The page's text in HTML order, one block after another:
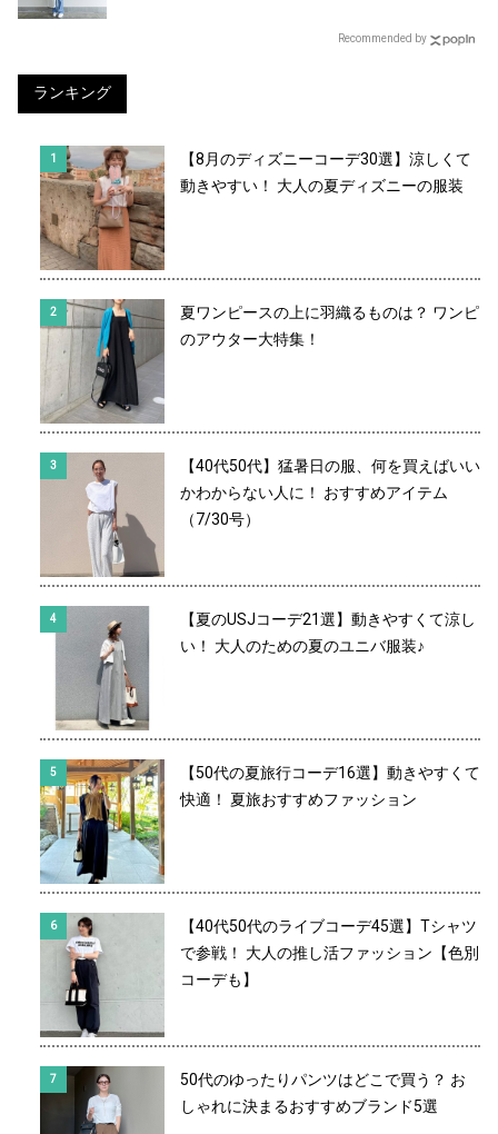
Recommended by
ランキング
【8月のディズニーコーデ30選】涼しくて
動きやすい！ 大人の夏ディズニーの服装
夏ワンピースの上に羽織るものは？ ワンピ
のアウター大特集！
【40代50代】猛暑日の服、何を買えばいい
かわからない人に！ おすすめアイテム
（7/30号）
【夏のUSJコーデ21選】動きやすくて涼し
い！ 大人のための夏のユニバ服装♪
【50代の夏旅行コーデ16選】動きやすくて
快適！ 夏旅おすすめファッション
【40代50代のライブコーデ45選】Tシャツ
で参戦！ 大人の推し活ファッション【色別
コーデも】
50代のゆったりパンツはどこで買う？ お
しゃれに決まるおすすめブランド5選